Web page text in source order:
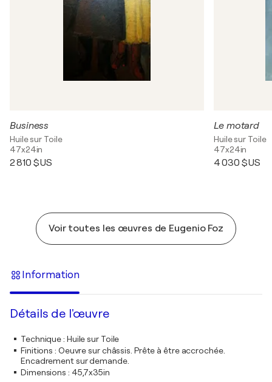
Business
Huile sur Toile
47x24in
2 810 $US
Le motard
Huile sur Toile
47x24in
4 030 $US
Voir toutes les œuvres de Eugenio Foz
Information
Détails de l'œuvre
Technique: Huile sur Toile
Finitions : Oeuvre sur châssis. Prête à être accrochée.
Encadrement sur demande.
Dimensions : 45,7x35in